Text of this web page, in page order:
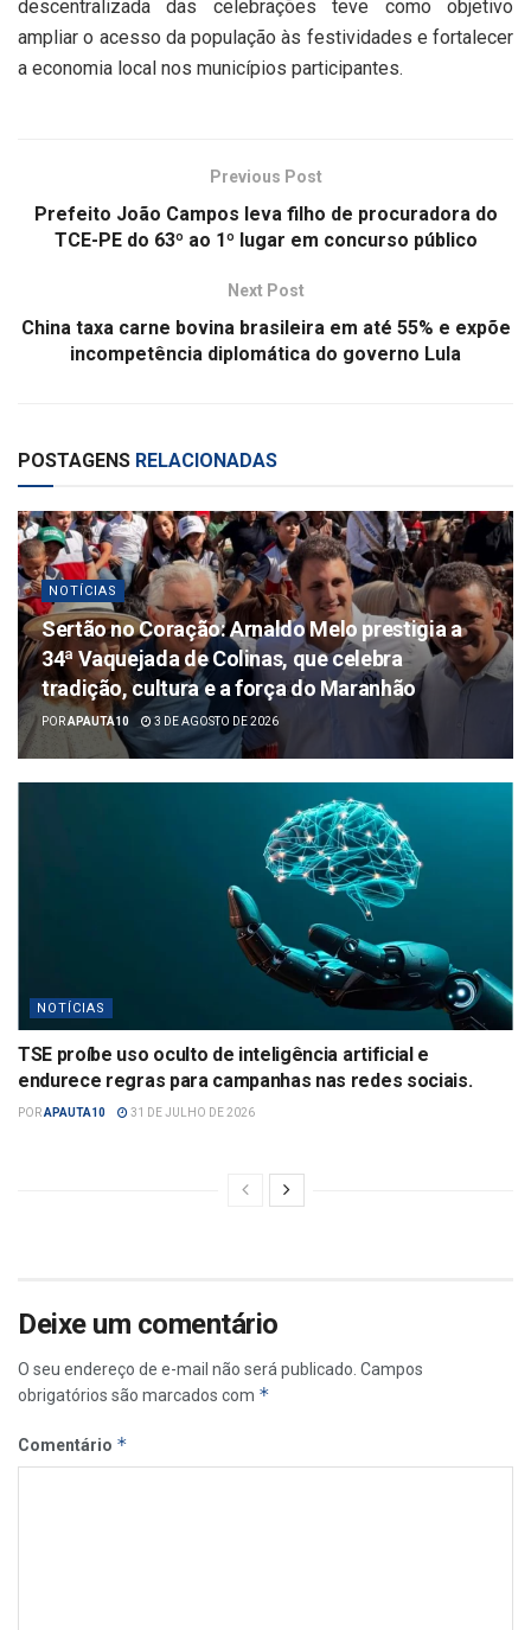
descentralizada das celebrações teve como objetivo
ampliar o acesso da população às festividades e fortalecer
a economia local nos municípios participantes.
Previous Post
Prefeito João Campos leva filho de procuradora do
TCE-PE do 63º ao 1º lugar em concurso público
Next Post
China taxa carne bovina brasileira em até 55% e expõe
incompetência diplomática do governo Lula
POSTAGENS RELACIONADAS
NOTÍCIAS
Sertão no Coração: Arnaldo Melo prestigia a
34ª Vaquejada de Colinas, que celebra
tradição, cultura e a força do Maranhão
PORAPAUTA10 3 DE AGOSTO DE 2026
NOTÍCIAS
TSE proíbe uso oculto de inteligência artificial e
endurece regras para campanhas nas redes sociais.
PORAPAUTA10 31 DE JULHO DE 2026
Deixe um comentário
O seu endereço de e-mail não será publicado. Campos
obrigatórios são marcados com *
Comentário *